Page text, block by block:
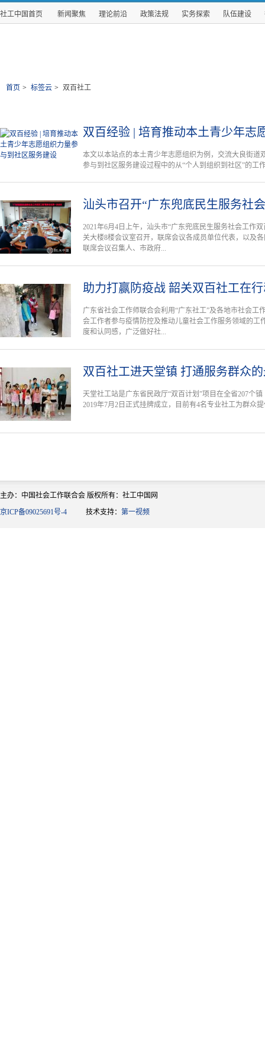
社工中国首页 新闻聚焦 理论前沿 政策法规 实务探索 队伍建设
首页 > 标签云 > 双百社工
双百经验 | 培育推动本土青少年志
本文以本站点的本土青少年志愿组织为例，交流大良街道
参与到社区服务建设过程中的从“个人到组织到社区”的工
汕头市召开“广东兜底民生服务社
2021年6月4日上午，汕头市“广东兜底民生服务社会工作
关大楼8楼会议室召开，联席会议各成员单位代表，以及
联席会议召集人、市政府...
助力打赢防疫战 韶关双百社工在
广东省社会工作师联合会利用“广东社工”及各地市社会工
会工作者参与疫情防控及推动儿童社会工作服务领域的工
度和认同感，广泛做好社...
双百社工进天堂镇 打通服务群众
天堂社工站是广东省民政厅“双百计划”项目在全省207个
2019年7月2日正式挂牌成立，目前有4名专业社工为群众
主办：中国社会工作联合会 版权所有：社工中国网
京ICP备09025691号-4 技术支持： 第一视频